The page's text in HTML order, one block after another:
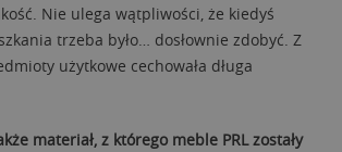
Nie ulega wątpliwości, że kiedyś
trzeba było… dosłownie zdobyć. Z
użytkowe cechowała długa
materiał, z którego meble PRL zostały